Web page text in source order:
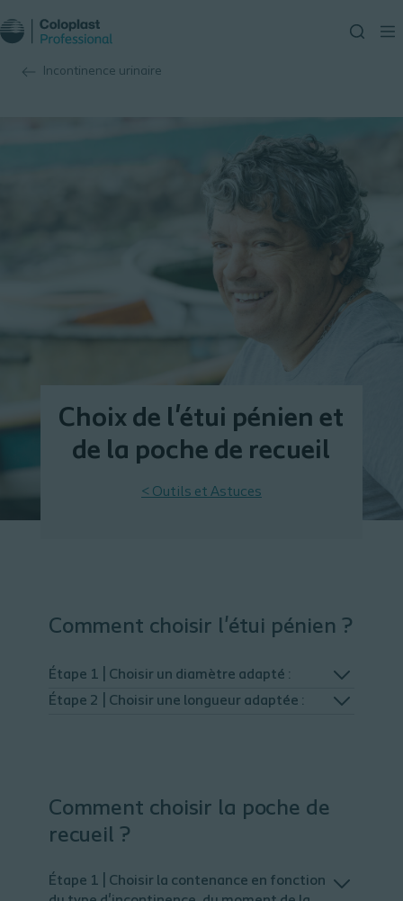
Incontinence urinaire
Choix de l'étui pénien et
de la poche de recueil
< Outils et Astuces
Comment choisir l'étui pénien ?
Étape 1 | Choisir un diamètre adapté :
Étape 2 | Choisir une longueur adaptée :
Comment choisir la poche de
recueil ?
Étape 1 | Choisir la contenance en fonction